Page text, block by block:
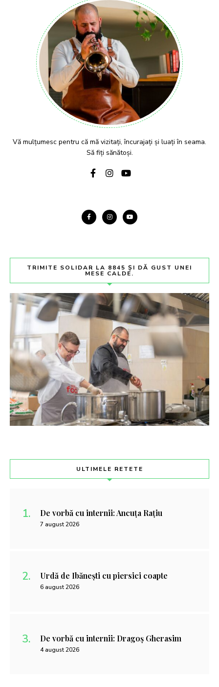
Vă mulțumesc pentru că mă vizitați, încurajați și luați în seama.
Să fiți sănătoși.
TRIMITE SOLIDAR LA 8845 ȘI DĂ GUST UNEI
MESE CALDE.
ULTIMELE RETETE
De vorbă cu internii: Ancuța Rațiu
7 august 2026
Urdă de Ibănești cu piersici coapte
6 august 2026
De vorbă cu internii: Dragoș Gherasim
4 august 2026